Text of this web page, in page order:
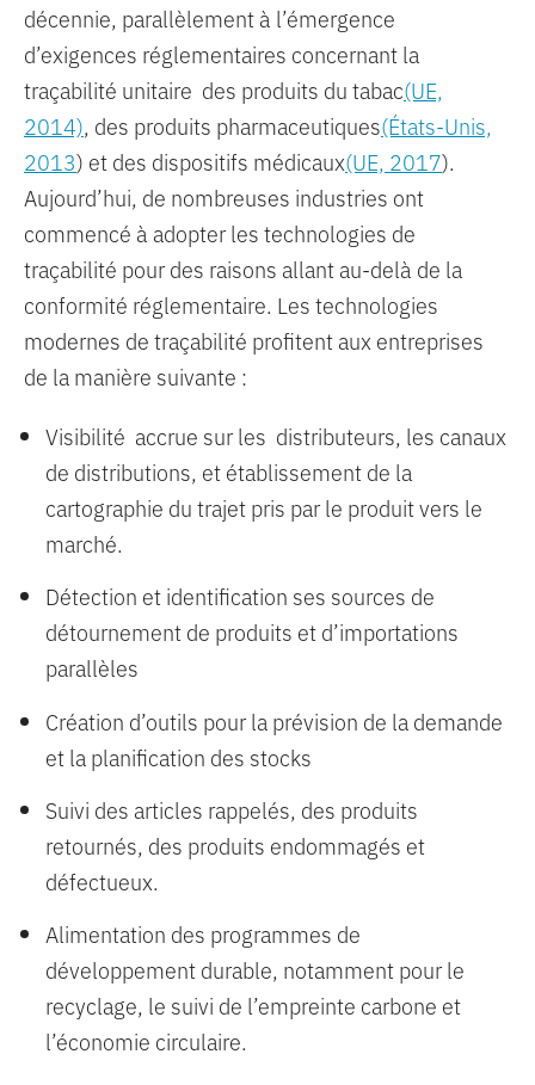
décennie, parallèlement à l’émergence
d’exigences réglementaires concernant la
traçabilité unitaire des produits du tabac(UE,
2014), des produits pharmaceutiques(États-Unis,
2013) et des dispositifs médicaux(UE, 2017).
Aujourd’hui, de nombreuses industries ont
commencé à adopter les technologies de
traçabilité pour des raisons allant au-delà de la
conformité réglementaire. Les technologies
modernes de traçabilité profitent aux entreprises
de la manière suivante :
Visibilité accrue sur les distributeurs, les canaux
de distributions, et établissement de la
cartographie du trajet pris par le produit vers le
marché.
Détection et identification ses sources de
détournement de produits et d’importations
parallèles
Création d’outils pour la prévision de la demande
et la planification des stocks
Suivi des articles rappelés, des produits
retournés, des produits endommagés et
défectueux.
Alimentation des programmes de
développement durable, notamment pour le
recyclage, le suivi de l’empreinte carbone et
l’économie circulaire.